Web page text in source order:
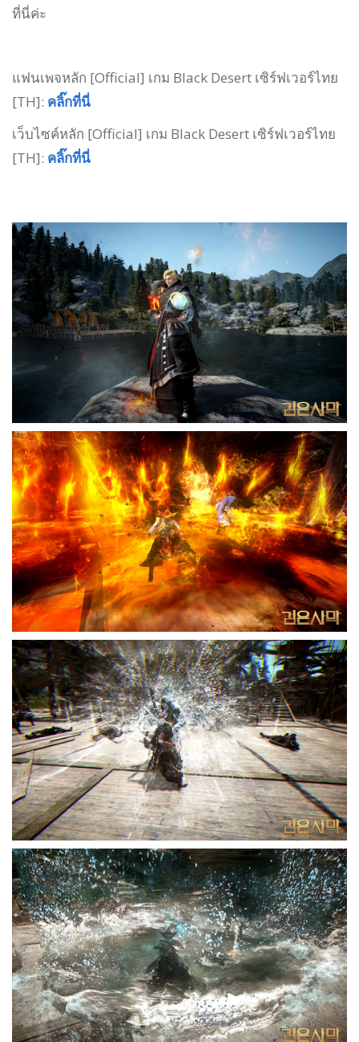
ที่นี่ค่ะ
แฟนเพจหลัก [Official] เกม Black Desert เซิร์ฟเวอร์ไทย
[TH]: คลิ๊กที่นี่
เว็บไซค์หลัก [Official] เกม Black Desert เซิร์ฟเวอร์ไทย
[TH]: คลิ๊กที่นี่